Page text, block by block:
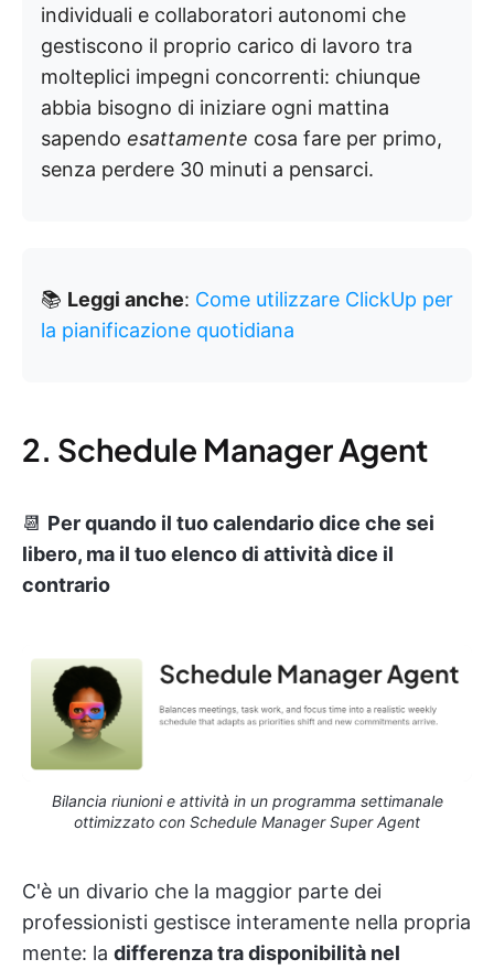
individuali e collaboratori autonomi che
gestiscono il proprio carico di lavoro tra
molteplici impegni concorrenti: chiunque
abbia bisogno di iniziare ogni mattina
sapendo esattamente cosa fare per primo,
senza perdere 30 minuti a pensarci.
📚 Leggi anche: Come utilizzare ClickUp per
la pianificazione quotidiana
2. Schedule Manager Agent
📆 Per quando il tuo calendario dice che sei
libero, ma il tuo elenco di attività dice il
contrario
Bilancia riunioni e attività in un programma settimanale
ottimizzato con Schedule Manager Super Agent
C'è un divario che la maggior parte dei
professionisti gestisce interamente nella propria
mente: la differenza tra disponibilità nel